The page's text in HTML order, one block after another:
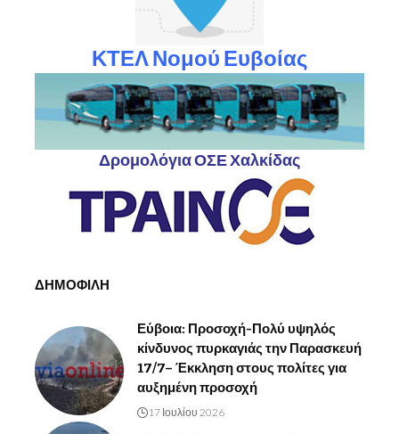
ΚΤΕΛ Νομού Ευβοίας
Δρομολόγια ΟΣΕ Χαλκίδας
ΔΗΜΟΦΙΛΗ
Εύβοια: Προσοχή-Πολύ υψηλός
κίνδυνος πυρκαγιάς την Παρασκευή
17/7– Έκκληση στους πολίτες για
αυξημένη προσοχή
17 Ιουλίου 2026